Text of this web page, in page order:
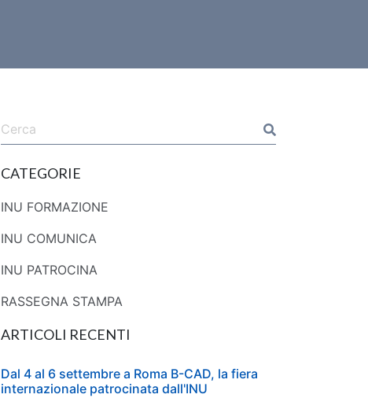
CATEGORIE
INU FORMAZIONE
INU COMUNICA
INU PATROCINA
RASSEGNA STAMPA
ARTICOLI RECENTI
Dal 4 al 6 settembre a Roma B-CAD, la fiera
internazionale patrocinata dall'INU